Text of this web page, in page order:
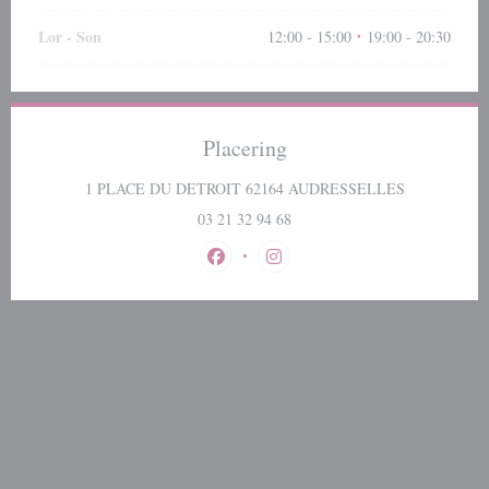
Lor - Son 12:00 - 15:00 • 19:00 - 20:30
Placering
1 PLACE DU DETROIT 62164 AUDRESSELLES((åbner i et
03 21 32 94 68
Facebook ((åbner i et nyt vindue))
Instagram ((åbner i et nyt